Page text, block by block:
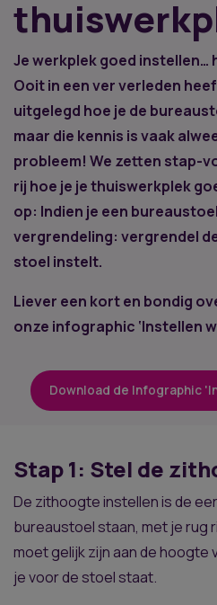
Je werkplek goed instellen…
Ooit in een ver verleden
uitgelegd hoe je de
maar die kennis is vaak
probleem! We zetten stap-
rij hoe je je thuiswerkplek
op: Indien je een
vergrendeling: vergrendel
stoel instelt.
Liever een kort en bondig
onze infographic ‘Instellen
Download de Infographic
Stap 1: Stel de
De zithoogte instellen is de
bureaustoel staan, met je rug
moet gelijk zijn aan de hoogte
je voor de stoel staat.